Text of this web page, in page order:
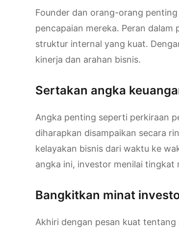
Founder dan orang-orang
pencapaian mereka. Peran dalam
struktur internal yang kuat.
kinerja dan arahan bisnis.
Sertakan angka
Angka penting seperti perkiraan
diharapkan disampaikan secara
kelayakan bisnis dari waktu ke
angka ini, investor menilai tingkat
Bangkitkan minat
Akhiri dengan pesan kuat